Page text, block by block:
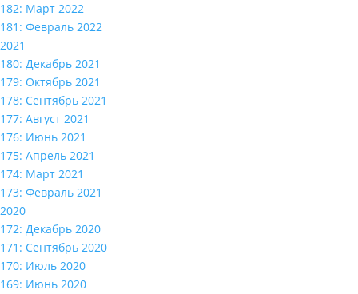
182: Март 2022
181: Февраль 2022
2021
180: Декабрь 2021
179: Октябрь 2021
178: Сентябрь 2021
177: Август 2021
176: Июнь 2021
175: Апрель 2021
174: Март 2021
173: Февраль 2021
2020
172: Декабрь 2020
171: Сентябрь 2020
170: Июль 2020
169: Июнь 2020